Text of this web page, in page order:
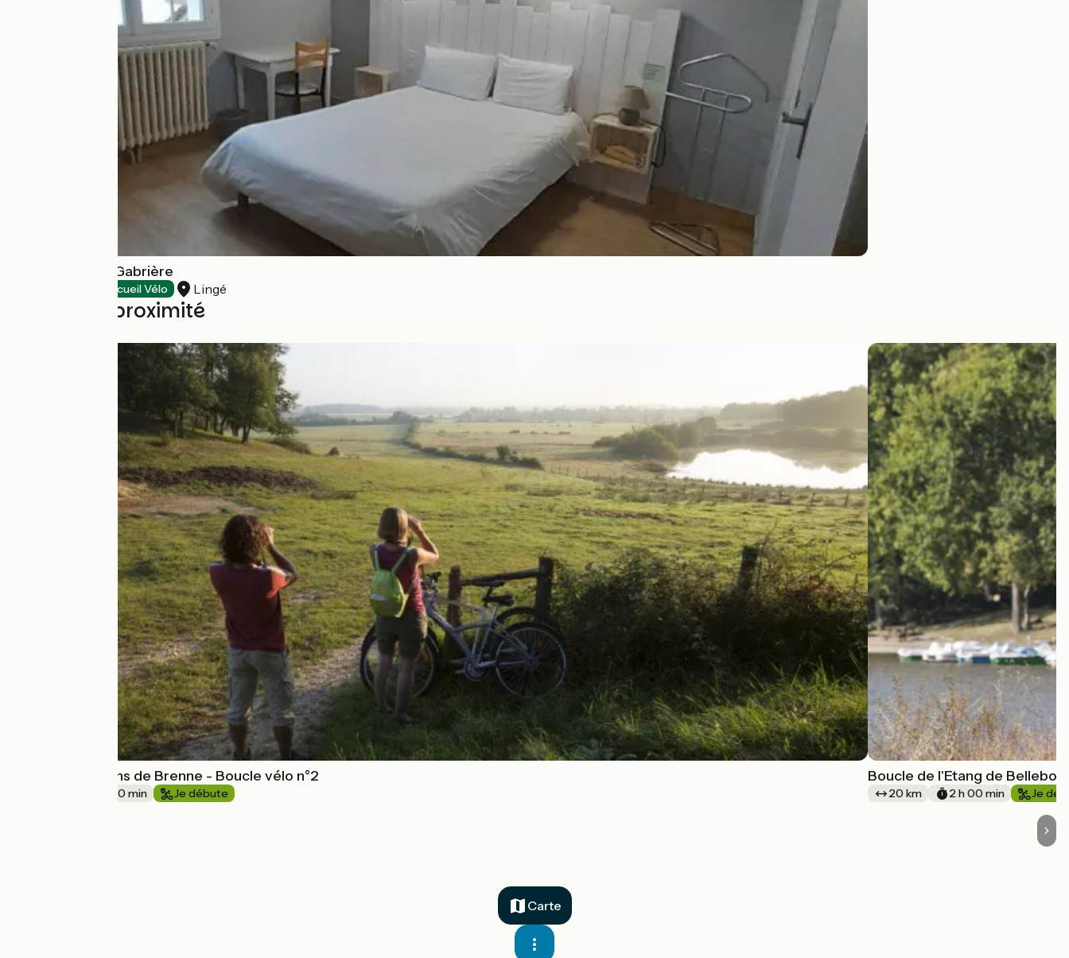
Auberge de La Gabrière
Accueil Vélo Lingé
Boucles à proximité
Etangs et buttons de Brenne - Boucle vélo n°2
2 h 30 min Je débute
Boucle de l'Etang de
20 km 2 h 00 min Je
Carte